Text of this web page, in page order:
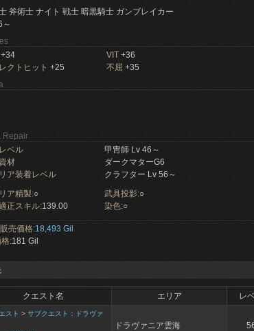
斧術士 ナイト 戦士 暗黒騎士 ガンブレイカー
～
+34 VIT +36
クトヒット +25 不屈 +35
Repair
ベル
甲冑師 Lv 46～
材
ダークマターG6
ア装着レベル
クラフター Lv 56～
ア精製:○ 武具投影:○
正スキル:139.00 染色:○
売価格:18,493 Gil
:181 Gil
クエスト名 エリア レ
スト > サブクエスト：ドラヴァ
ドラヴァニア雲海